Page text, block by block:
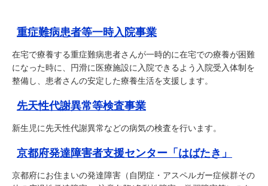
重症難病患者等一時入院事業
在宅で療養する重症難病患者さんが一時的に在宅での療養が困難
になった時に、円滑に医療施設に入院できるよう入院受入体制を
整備し、患者さんの安定した療養生活を支援します。
先天性代謝異常等検査事業
新生児に先天性代謝異常などの病気の検査を行います。
京都府発達障害者支援センター「はばたき」
京都府にお住まいの発達障害（自閉症・アスペルガー症候群その